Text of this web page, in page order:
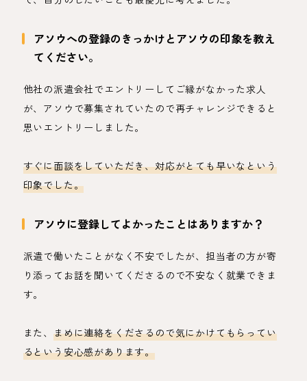
アソウへの登録のきっかけとアソウの印象を教え
てください。
他社の派遣会社でエントリーしてご縁がなかった求人
が、アソウで募集されていたので再チャレンジできると
思いエントリーしました。
すぐに面談をしていただき、対応がとても早いなという
印象でした。
アソウに登録してよかったことはありますか？
派遣で働いたことがなく不安でしたが、担当者の方が寄
り添ってお話を聞いてくださるので不安なく就業できま
す。
また、 まめに連絡をくださるので気にかけてもらってい
るという安心感があります。